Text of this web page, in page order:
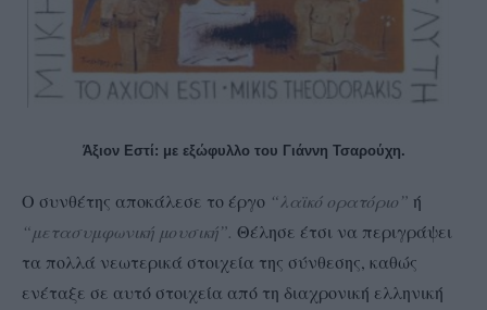
Άξιον Εστί: με εξώφυλλο του Γιάννη Τσαρούχη.
Ο συνθέτης αποκάλεσε το έργο “λαϊκό ορατόριο” ή
“μετασυμφωνική μουσική”. Θέλησε έτσι να περιγράψει
τα πολλά νεωτερικά στοιχεία της σύνθεσης, καθώς
ενέταξε σε αυτό στοιχεία από τη διαχρονική ελληνική